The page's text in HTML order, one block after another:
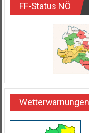
FF-Status NÖ
Wetterwarnungen